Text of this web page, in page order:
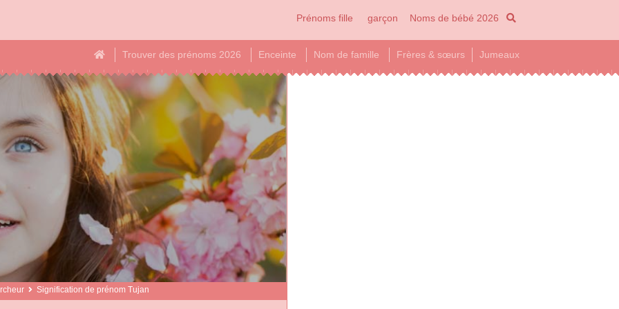
Prénoms fille garçon Noms de bébé 2026
Trouver des prénoms 2026 Enceinte Nom de famille Frères & sœurs Jumeaux
Signification de prénom Tujan